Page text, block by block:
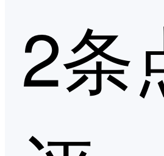
2条